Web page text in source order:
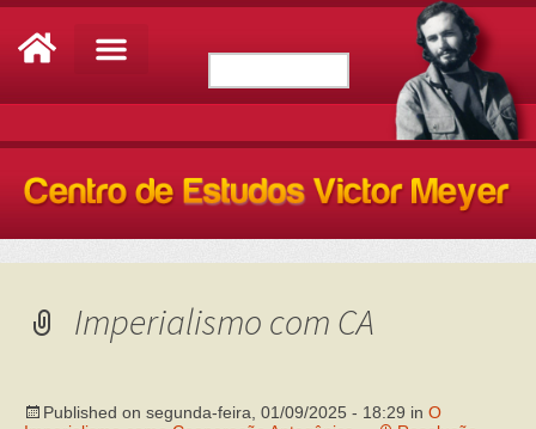
Imperialismo com CA
Published on segunda-feira, 01/09/2025 - 18:29 in O